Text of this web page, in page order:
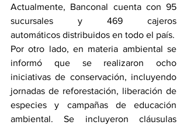
Actualmente, Banconal cuenta con 95
sucursales y 469 cajeros
automáticos distribuidos en todo el país.
Por otro lado, en materia ambiental se
informó que se realizaron ocho
iniciativas de conservación, incluyendo
jornadas de reforestación, liberación de
especies y campañas de educación
ambiental. Se incluyeron cláusulas